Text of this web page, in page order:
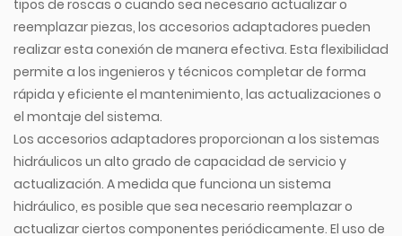
tipos de roscas o cuando sea necesario actualizar o
reemplazar piezas, los accesorios adaptadores pueden
realizar esta conexión de manera efectiva. Esta flexibilidad
permite a los ingenieros y técnicos completar de forma
rápida y eficiente el mantenimiento, las actualizaciones o
el montaje del sistema.
Los accesorios adaptadores proporcionan a los sistemas
hidráulicos un alto grado de capacidad de servicio y
actualización. A medida que funciona un sistema
hidráulico, es posible que sea necesario reemplazar o
actualizar ciertos componentes periódicamente. El uso de